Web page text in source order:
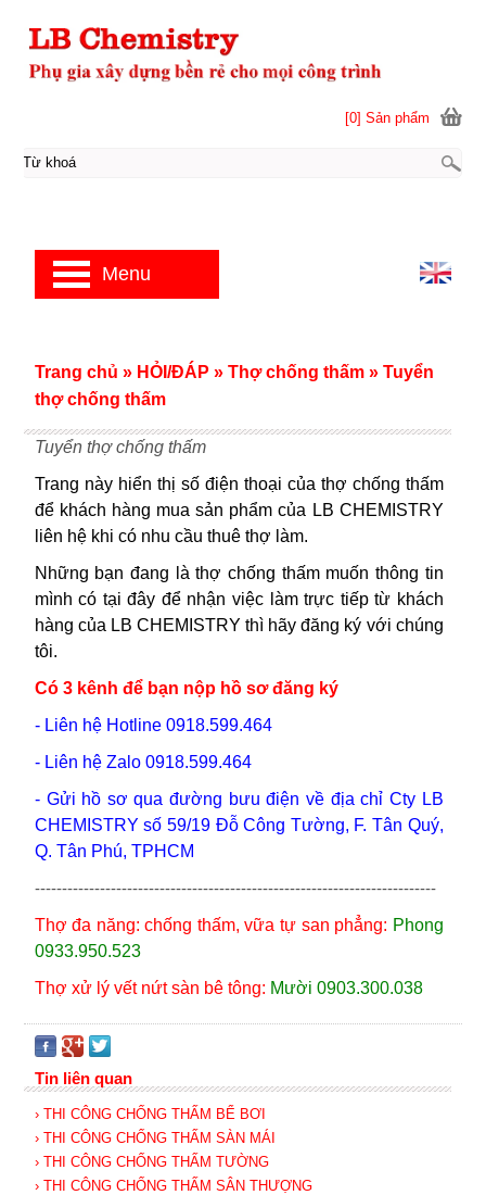
Tuyển thợ chống thấm
Trang này hiển thị số điện thoại của thợ chống thấm
để khách hàng mua sản phẩm của LB CHEMISTRY
liên hệ khi có nhu cầu thuê thợ làm.
Những bạn đang là thợ chống thấm muốn thông tin
mình có tại đây để nhận việc làm trực tiếp từ khách
hàng của LB CHEMISTRY thì hãy đăng ký với chúng
tôi.
Có 3 kênh để bạn nộp hồ sơ đăng ký
- Liên hệ Hotline 0918.599.464
- Liên hệ Zalo 0918.599.464
- Gửi hồ sơ qua đường bưu điện về địa chỉ Cty LB
CHEMISTRY số 59/19 Đỗ Công Tường, F. Tân Quý,
Q. Tân Phú, TPHCM
--------------------------------------------------------------------------
Thợ đa năng: chống thấm, vữa tự san phẳng: Phong
0933.950.523
Thợ xử lý vết nứt sàn bê tông: Mười 0903.300.038
Tin liên quan
› THI CÔNG CHỐNG THẤM BỂ BƠI
› THI CÔNG CHỐNG THẤM SÀN MÁI
› THI CÔNG CHỐNG THẤM TƯỜNG
› THI CÔNG CHỐNG THẤM SÂN THƯỢNG
Trang chủ » HỎI/ĐÁP » Thợ chống thấm » Tuyển
thợ chống thấm
[0] Sản phẩm
Menu